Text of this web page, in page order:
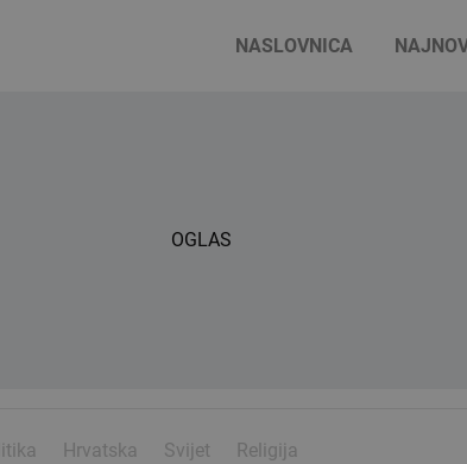
NASLOVNICA
OGLAS
Hrvatska Svijet Religija